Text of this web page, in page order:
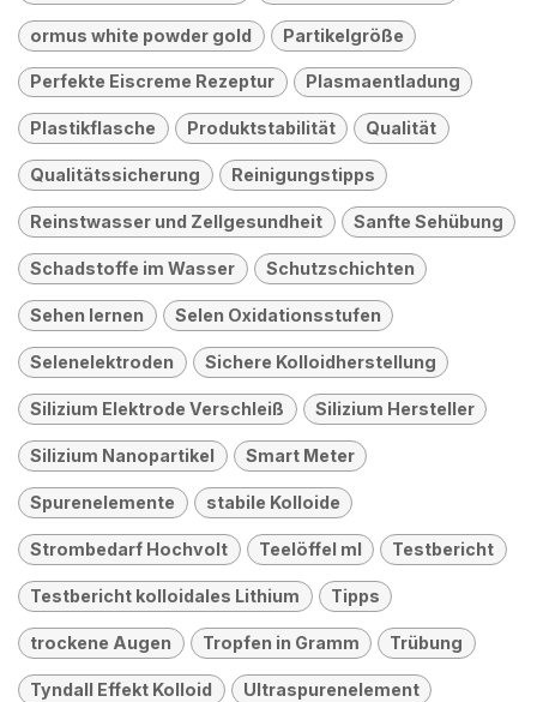
ormus white powder gold Partikelgröße
Perfekte Eiscreme Rezeptur Plasmaentladung
Plastikflasche Produktstabilität Qualität
Qualitätssicherung Reinigungstipps
Reinstwasser und Zellgesundheit Sanfte Sehübung
Schadstoffe im Wasser Schutzschichten
Sehen lernen Selen Oxidationsstufen
Selenelektroden Sichere Kolloidherstellung
Silizium Elektrode Verschleiß Silizium Hersteller
Silizium Nanopartikel Smart Meter
Spurenelemente stabile Kolloide
Strombedarf Hochvolt Teelöffel ml Testbericht
Testbericht kolloidales Lithium Tipps
trockene Augen Tropfen in Gramm Trübung
Tyndall Effekt Kolloid Ultraspurenelement